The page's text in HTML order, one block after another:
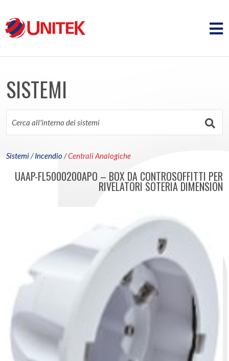
SISTEMI
Sistemi/Incendio/Centrali Analogiche
UAAP-FL5000200APO – BOX DA CONTROSOFFITTI PER
RIVELATORI SOTERIA DIMENSION